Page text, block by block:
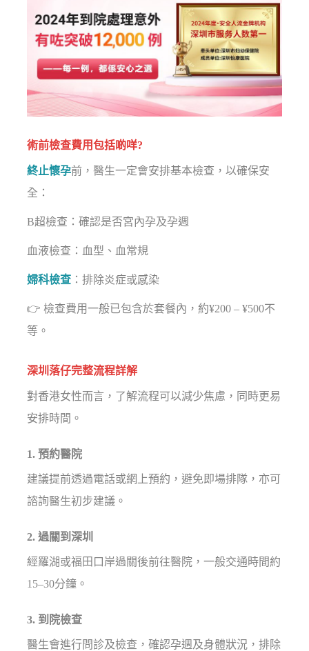
術前檢查費用包括啲咩?
終止懷孕前，醫生一定會安排基本檢查，以確保安
全：
B超檢查：確認是否宮內孕及孕週
血液檢查：血型、血常規
婦科檢查 ：排除炎症或感染
👉 檢查費用一般已包含於套餐內，約¥200 – ¥500不
等。
深圳落仔完整流程詳解
對香港女性而言，了解流程可以減少焦慮，同時更易
安排時間。
1. 預約醫院
建議提前透過電話或網上預約，避免即場排隊，亦可
諮詢醫生初步建議。
2. 過關到深圳
經羅湖或福田口岸過關後前往醫院，一般交通時間約
15–30分鐘。
3. 到院檢查
醫生會進行問診及檢查，確認孕週及身體狀況，排除